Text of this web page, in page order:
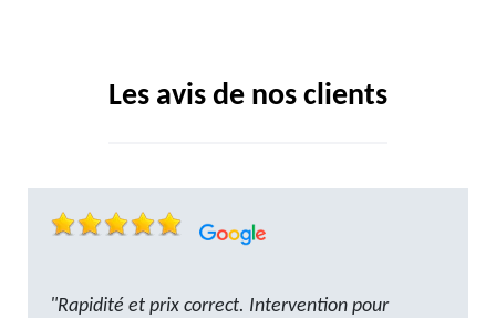
Les avis de nos clients
"Rapidité et prix correct. Intervention pour